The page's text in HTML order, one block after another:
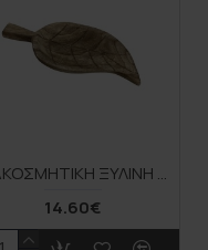
ΔΙΑΚΟΣΜΗΤIΚΗ ΞΥΛΙΝΗ ΠΙΑΤΕΛΑ ΦΥΣΙΚΟ ΚΑΦΕ ΣΕ ΣΧΗΜΑ ΦΥΛΛΟΥ ΜΙΚΡΗ - 36x12x2.5cm 30/KIB
14.60€